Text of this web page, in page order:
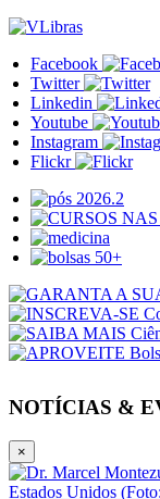
Facebook
Twitter
Linkedin
Youtube
Instagram
Flickr
NOTÍCIAS &
×